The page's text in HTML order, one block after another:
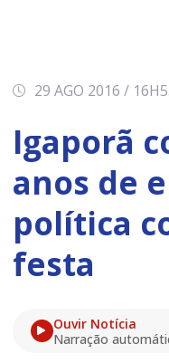
29 AGO 2016 /
Igaporã
anos de
política
festa
Ouvir Notícia
Narração